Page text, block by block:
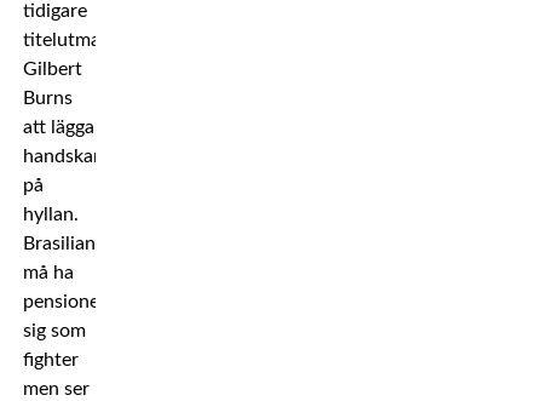
tidigare
titelutmanaren
Gilbert
Burns
att lägga
handskarna
på
hyllan.
Brasilianaren
må ha
pensionerat
sig som
fighter
men ser